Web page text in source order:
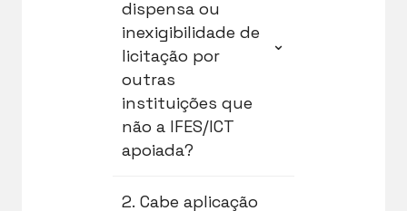
dispensa ou
inexigibilidade de
licitação por
outras
instituições que
não a IFES/ICT
apoiada?
⌄
A contratação da
2. Cabe aplicação